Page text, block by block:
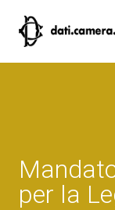
per la